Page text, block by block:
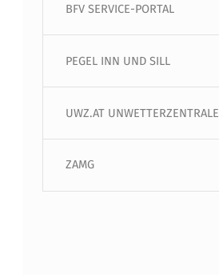
BFV SERVICE-PORTAL
PEGEL INN UND SILL
UWZ.AT UNWETTERZENTRALE
ZAMG